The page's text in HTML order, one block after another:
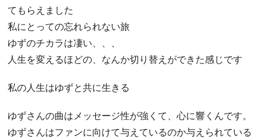
てもらえました
私にとっての忘れられない旅
ゆずのチカラは凄い、、、
人生を変えるほどの、なんか切り替えができた感じです
私の人生はゆずと共に生きる
ゆずさんの曲はメッセージ性が強くて、心に響くんです。
ゆずさんはファンに向けて与えているのか与えられている